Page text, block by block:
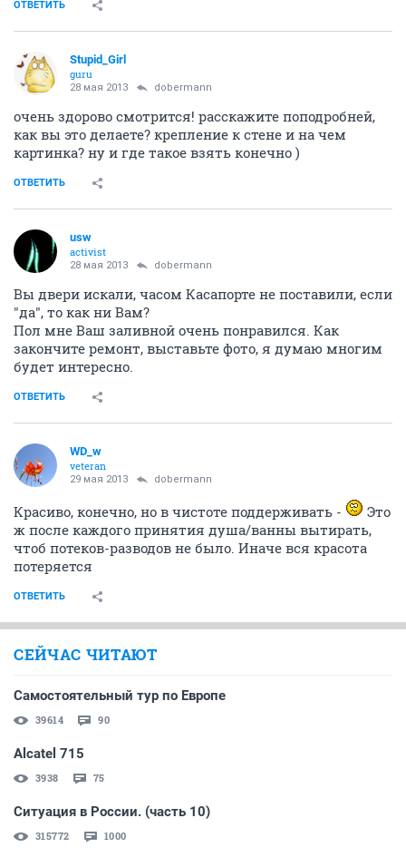
ОТВЕТИТЬ
Stupid_Girl
guru
28 мая 2013 dobermann
очень здорово смотрится! расскажите поподробней,
как вы это делаете? крепление к стене и на чем
картинка? ну и где такое взять конечно )
ОТВЕТИТЬ
usw
activist
28 мая 2013 dobermann
Вы двери искали, часом Касапорте не поставили, если
"да", то как ни Вам?
Пол мне Ваш заливной очень понравился. Как
закончите ремонт, выставьте фото, я думаю многим
будет интересно.
ОТВЕТИТЬ
WD_w
veteran
29 мая 2013 dobermann
Красиво, конечно, но в чистоте поддерживать -
Это
ж после каждого принятия душа/ванны вытирать,
чтоб потеков-разводов не было. Иначе вся красота
потеряется
ОТВЕТИТЬ
СЕЙЧАС ЧИТАЮТ
Самостоятельный тур по Европе
39614 90
Alcatel 715
3938 75
Ситуация в России. (часть 10)
315772 1000